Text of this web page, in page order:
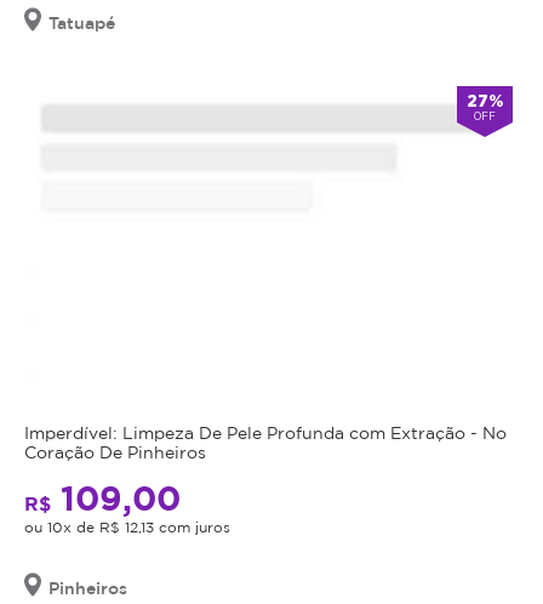
Tatuapé
27%
OFF
Imperdível: Limpeza De Pele Profunda com Extração - No
Coração De Pinheiros
R$ 109,00
ou 10x de R$ 12,13 com juros
Pinheiros